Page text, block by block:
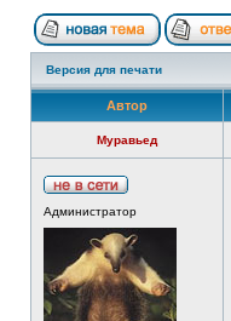
Версия для печати
Автор
Муравьед
Администратор